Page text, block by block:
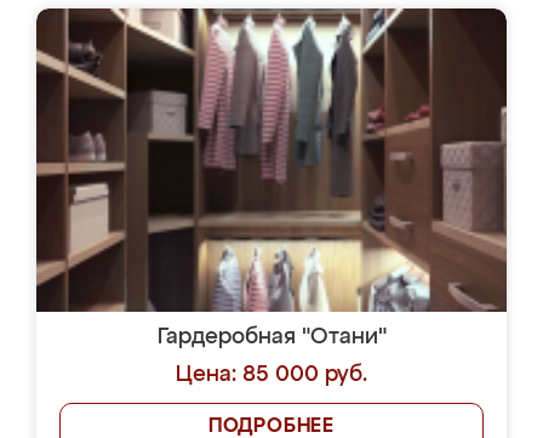
Гардеробная "Отани"
Цена: 85 000 руб.
ПОДРОБНЕЕ